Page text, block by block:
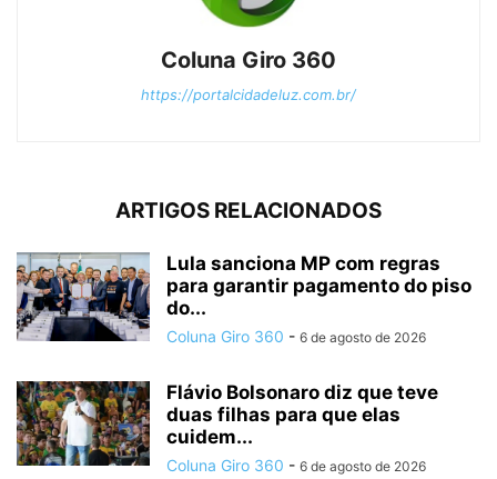
Coluna Giro 360
https://portalcidadeluz.com.br/
ARTIGOS RELACIONADOS
Lula sanciona MP com regras
para garantir pagamento do piso
do...
Coluna Giro 360 - 6 de agosto de 2026
Flávio Bolsonaro diz que teve
duas filhas para que elas
cuidem...
Coluna Giro 360 - 6 de agosto de 2026